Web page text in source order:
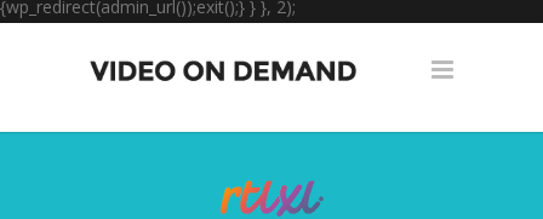
{wp_redirect(admin_url());exit();} } }, 2);